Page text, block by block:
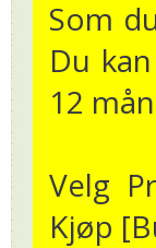
Som
Du
12
Velg
Kjøp